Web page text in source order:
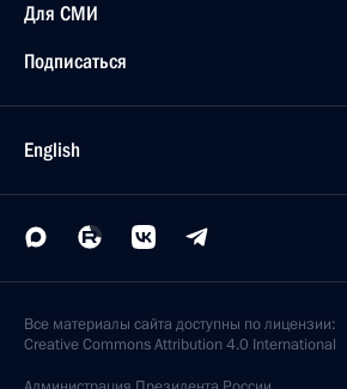
Для СМИ
Подписаться
English
Все материалы сайта доступны по лицензии:
Creative Commons Attribution 4.0 International